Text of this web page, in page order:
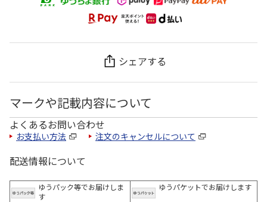
シェアする
マークや記載内容について
よくあるお問い合わせ
お支払い方法 注文のキャンセルについて
配送情報について
ゆうパック等でお届けしま
す
ゆうパケットでお届けします